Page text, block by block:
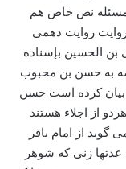
مسئله نص خاص هم
حد الزنا روایت روایت دهمی
الحسین بإسناده
به حسن بن محبوب
کرده است حسن
از اجلاء هستند
گوید از امام باقر
زنی که شوهر